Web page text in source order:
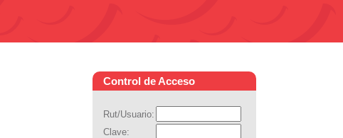
Control de Acceso
Rut/Usuario:
Clave: